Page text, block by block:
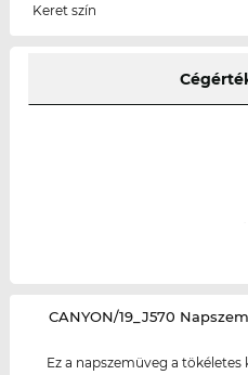
Keret szín
‌CANYON/19_J570
Ez a napszemüveg a